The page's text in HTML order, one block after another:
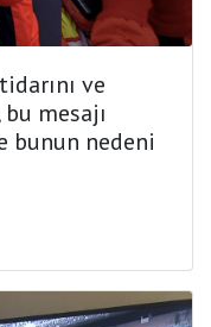
ve
mesajı
bunun nedeni